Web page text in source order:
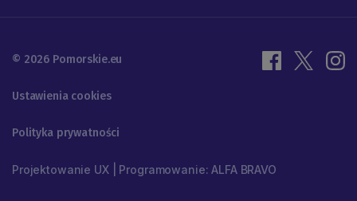
© 2026 Pomorskie.eu
Ustawienia cookies
Polityka prywatności
Projektowanie UX | Programowanie: ALFA BRAVO